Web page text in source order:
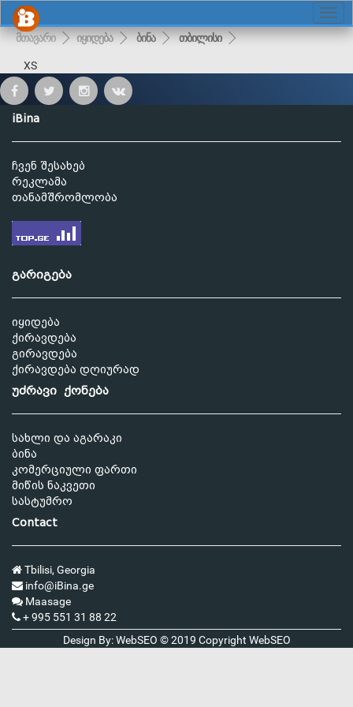
მთავარი იყიდება ბინა თბილისი
XS
iBina
ჩვენ შესახებ
რეკლამა
თანამშრომლობა
გარიგება
იყიდება
ქირავდება
გირავდება
ქირავდება დღიურად
უძრავი ქონება
სახლი და აგარაკი
ბინა
კომერციული ფართი
მიწის ნაკვეთი
სასტუმრო
Contact
Tbilisi, Georgia
info@iBina.ge
Maasage
+ 995 551 31 88 22
Design By: WebSEO © 2019 Copyright WebSEO